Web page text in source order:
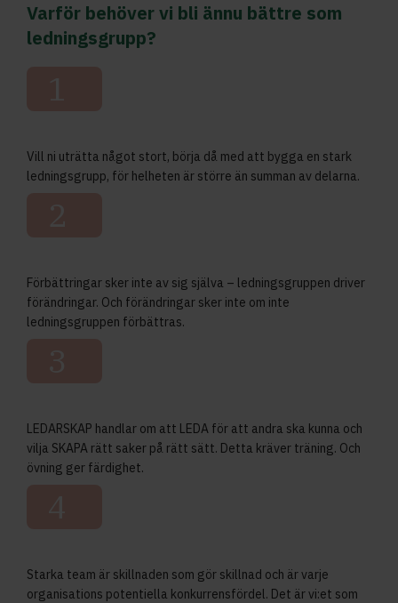
Varför behöver vi bli ännu bättre som
ledningsgrupp?
Vill ni uträtta något stort, börja då med att bygga en stark
ledningsgrupp, för helheten är större än summan av delarna.
Förbättringar sker inte av sig själva – ledningsgruppen driver
förändringar. Och förändringar sker inte om inte
ledningsgruppen förbättras.
LEDARSKAP handlar om att LEDA för att andra ska kunna och
vilja SKAPA rätt saker på rätt sätt. Detta kräver träning. Och
övning ger färdighet.
Starka team är skillnaden som gör skillnad och är varje
organisations potentiella konkurrensfördel. Det är vi:et som